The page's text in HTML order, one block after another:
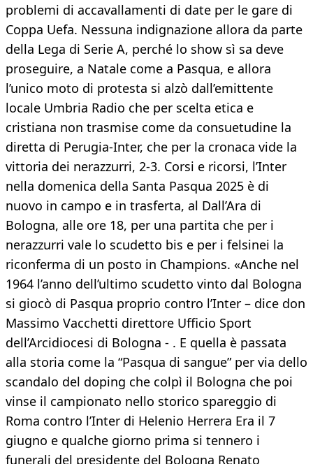
problemi di accavallamenti di date per le gare di
Coppa Uefa. Nessuna indignazione allora da parte
della Lega di Serie A, perché lo show sì sa deve
proseguire, a Natale come a Pasqua, e allora
l’unico moto di protesta si alzò dall’emittente
locale Umbria Radio che per scelta etica e
cristiana non trasmise come da consuetudine la
diretta di Perugia-Inter, che per la cronaca vide la
vittoria dei nerazzurri, 2-3. Corsi e ricorsi, l’Inter
nella domenica della Santa Pasqua 2025 è di
nuovo in campo e in trasferta, al Dall’Ara di
Bologna, alle ore 18, per una partita che per i
nerazzurri vale lo scudetto bis e per i felsinei la
riconferma di un posto in Champions. «Anche nel
1964 l’anno dell’ultimo scudetto vinto dal Bologna
si giocò di Pasqua proprio contro l’Inter – dice don
Massimo Vacchetti direttore Ufficio Sport
dell’Arcidiocesi di Bologna - . E quella è passata
alla storia come la “Pasqua di sangue” per via dello
scandalo del doping che colpì il Bologna che poi
vinse il campionato nello storico spareggio di
Roma contro l’Inter di Helenio Herrera Era il 7
giugno e qualche giorno prima si tennero i
funerali del presidente del Bologna Renato